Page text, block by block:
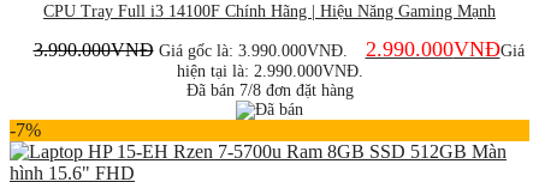
CPU Tray Full i3 14100F Chính Hãng | Hiệu Năng Gaming Mạnh
3.990.000VNĐ Giá gốc là: 3.990.000VNĐ. 2.990.000VNĐGiá
hiện tại là: 2.990.000VNĐ.
Đã bán 7/8 đơn đặt hàng
-7%